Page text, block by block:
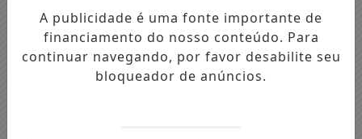
A publicidade é uma fonte importante de
financiamento do nosso conteúdo. Para
continuar navegando, por favor desabilite seu
bloqueador de anúncios.